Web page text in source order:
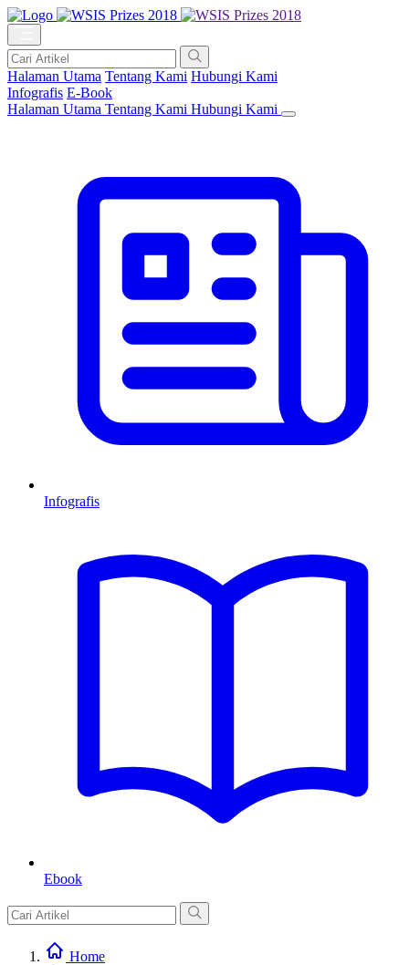
Halaman Utama Tentang Kami Hubungi Kami
Infografis E-Book
Halaman Utama Tentang Kami Hubungi Kami
Infografis
Ebook
Home